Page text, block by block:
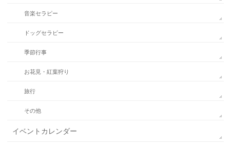
音楽セラピー
ドッグセラピー
季節行事
お花見・紅葉狩り
旅行
その他
イベントカレンダー